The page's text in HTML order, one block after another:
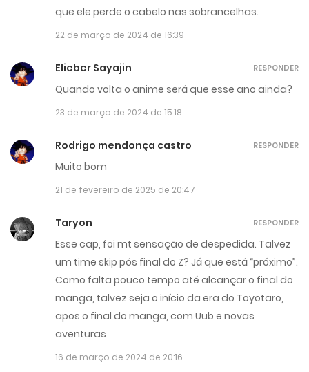
que ele perde o cabelo nas sobrancelhas.
22 de março de 2024 de 16:39
Elieber Sayajin
Quando volta o anime será que esse ano ainda?
23 de março de 2024 de 15:18
RESPONDER
Rodrigo mendonça castro
Muito bom
21 de fevereiro de 2025 de 20:47
RESPONDER
Taryon
Esse cap, foi mt sensação de despedida. Talvez
um time skip pós final do Z? Já que está “próximo”.
Como falta pouco tempo até alcançar o final do
manga, talvez seja o início da era do Toyotaro,
apos o final do manga, com Uub e novas
aventuras
16 de março de 2024 de 20:16
RESPONDER